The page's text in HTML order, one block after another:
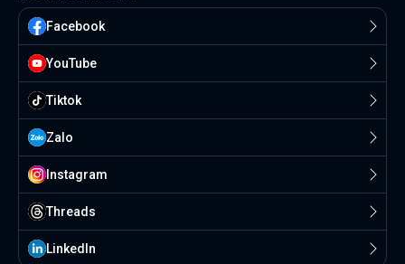
Facebook
YouTube
Tiktok
Zalo
Instagram
Threads
Linkedln